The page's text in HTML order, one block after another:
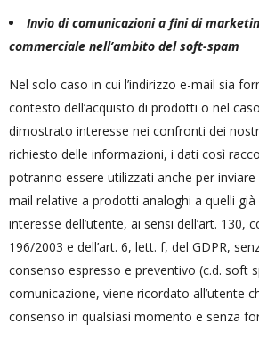
Invio di comunicazioni a fini di
commerciale nell’ambito del soft-spam
Nel solo caso in cui l’indirizzo e-mail sia
contesto dell’acquisto di prodotti o nel
dimostrato interesse nei confronti dei
richiesto delle informazioni, i dati così
potranno essere utilizzati anche per
mail relative a prodotti analoghi a quelli
interesse dell’utente, ai sensi dell’art. 130,
196/2003 e dell’art. 6, lett. f, del GDPR,
consenso espresso e preventivo (c.d. soft
comunicazione, viene ricordato all’utente
consenso in qualsiasi momento e senza